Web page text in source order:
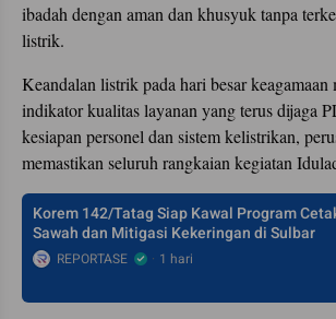
ibadah dengan aman dan khusyuk tanpa
listrik.
Keandalan listrik pada hari besar keagamaan
indikator kualitas layanan yang terus dijaga
kesiapan personel dan sistem kelistrikan,
memastikan seluruh rangkaian kegiatan
Korem 142/Tatag Siap Kawal Program
Sawah dan Mitigasi Kekeringan di Sulbar
REPORTASE 1 hari